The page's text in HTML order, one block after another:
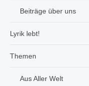
Beiträge über uns
Lyrik lebt!
Themen
Aus Aller Welt